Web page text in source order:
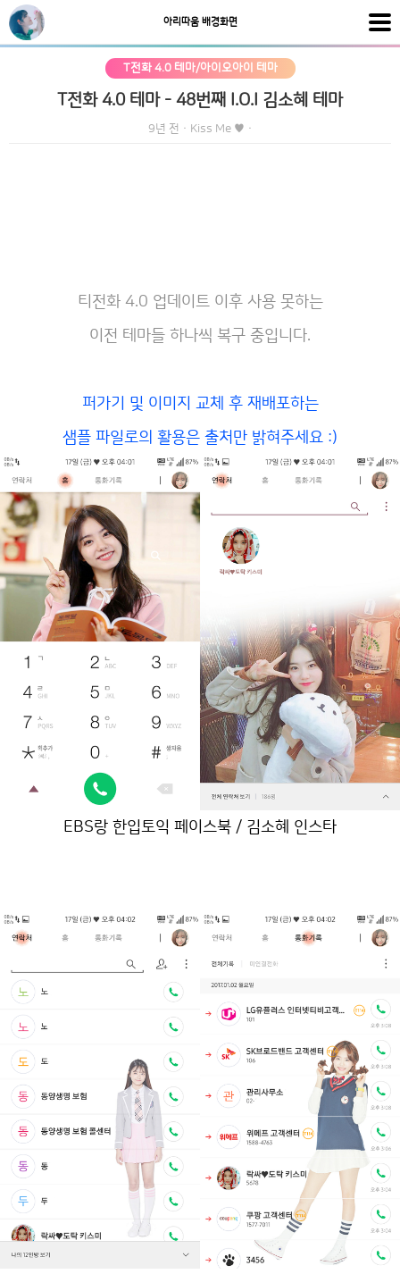
아리따움 배경화면
T전화 4.0 테마/아이오아이 테마
T전화 4.0 테마 - 48번째 I.O.I 김소혜 테마
9년 전 · Kiss Me ♥ ·
티전화 4.0 업데이트 이후 사용 못하는
이전 테마들 하나씩 복구 중입니다.
퍼가기 및 이미지 교체 후 재배포하는
샘플 파일로의 활용은 출처만 밝혀주세요 :)
EBS랑 한입토익 페이스북 / 김소혜 인스타